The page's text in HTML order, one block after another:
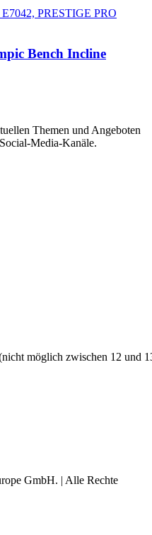
Bench Incline
Themen und Angeboten
Media-Kanäle.
möglich zwischen 12 und
GmbH. | Alle Rechte